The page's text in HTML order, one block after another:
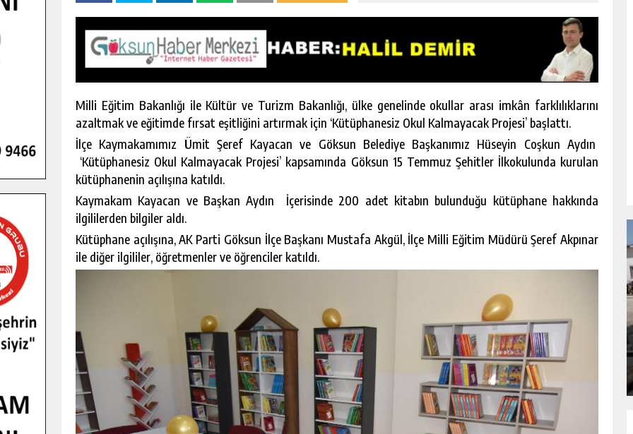
Milli Eğitim Bakanlığı ile Kültür ve Turizm Bakanlığı, ülke genelinde okullar arası imkân farklılıklarını
azaltmak ve eğitimde fırsat eşitliğini artırmak için ‘Kütüphanesiz Okul Kalmayacak Projesi’ başlattı.
İlçe Kaymakamımız Ümit Şeref Kayacan ve Göksun Belediye Başkanımız Hüseyin Coşkun Aydın
‘Kütüphanesiz Okul Kalmayacak Projesi’ kapsamında Göksun 15 Temmuz Şehitler İlkokulunda kurulan
kütüphanenin açılışına katıldı.
Kaymakam Kayacan ve Başkan Aydın İçerisinde 200 adet kitabın bulunduğu kütüphane hakkında
ilgililerden bilgiler aldı.
Kütüphane açılışına, AK Parti Göksun İlçe Başkanı Mustafa Akgül, İlçe Milli Eğitim Müdürü Şeref Akpınar
ile diğer ilgililer, öğretmenler ve öğrenciler katıldı.
GÜNLÜK HABER AKIŞI
GENÇLER PUSULA MARAŞ KAMPINDA
YENI MEDYA VE FOTOĞRAFÇILIĞI
KEŞFETTI.
GÜNLÜK HABER AKIŞI
GÖKSUN HAFIZLIK KIZ KUR’AN KURSU
ÖĞRENCILERINE DARENDE GEZISI.